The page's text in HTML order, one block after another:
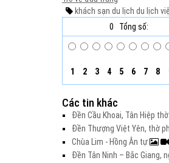
khách sạn du lịch du lịch
0
Tổng số:
1 2 3 4 5 6 7 8
Các tin khác
Đền Cầu Khoai, Tân Hiệp
Đền Thượng Việt Yên, thờ
Chùa Lim - Hồng Ân tự
Đền Tân Ninh – Bắc Giang,